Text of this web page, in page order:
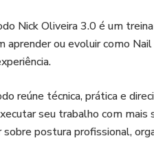
Nick Oliveira 3.0 é um
aprender ou evoluir como
reúne técnica, prática e
seu trabalho com mais
postura profissional,